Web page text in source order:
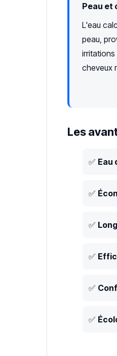
Peau et
L'eau
peau,
irritations
cheveux
Les
✅ Eau
✅
✅
✅
✅
✅